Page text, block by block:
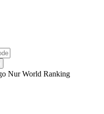
Nur World Ranking